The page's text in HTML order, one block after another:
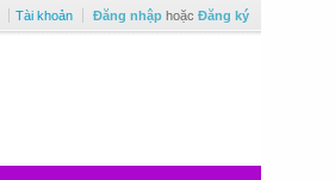
Tài khoản Đăng nhập hoặc Đăng ký